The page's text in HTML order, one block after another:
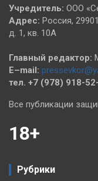
Учредитель: ООО
Адрес: Россия,
д. 1, кв. 10А
Главный редактор:
E–mail:
тел. +7 (978) 918-
Все публикации
18+
Рубрики